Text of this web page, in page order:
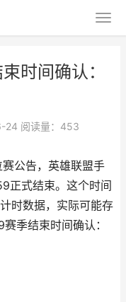
时间确认：
24 阅读量：453
公告，英雄联盟手
正式结束。这个时间
时数据，实际可能存
季结束时间确认：